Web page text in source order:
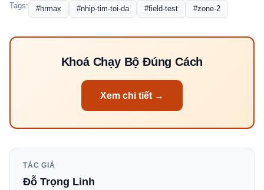
Tags: #hrmax #nhip-tim-toi-da #field-test #zone-2
Khoá Chạy Bộ Đúng Cách
Xem chi tiết →
TÁC GIẢ
Đỗ Trọng Linh